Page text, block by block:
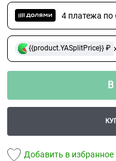
4 платежа
{{product.YASplitPrice}} ₽
Добавить в избранное